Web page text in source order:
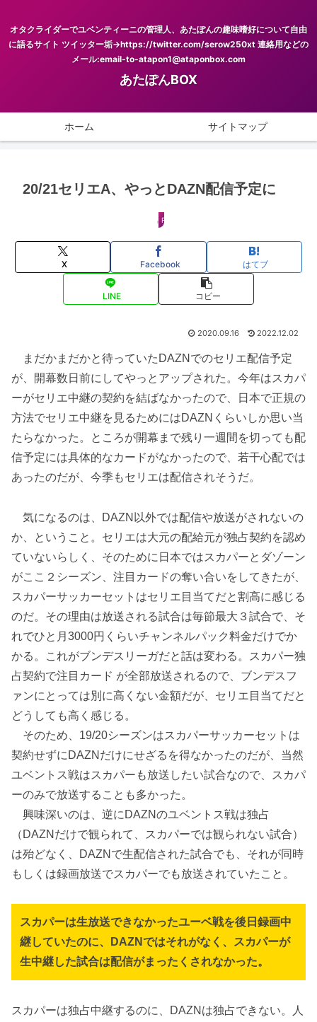
オタクライダーでユベンティーニの管理人、あたぽんの趣味嗜好について自由
に語るサイト ツイッター垢→https://twitter.com/serow250xt 連絡用などの
メール:email-to-atapon1@ataponbox.com
あたぽんBOX
ホーム サイトマップ
20/21セリエA、やっとDAZN配信予定に
FOOTBALL
X Facebook はてブ
LINE コピー
2020.09.16 2022.12.02
まだかまだかと待っていたDAZNでのセリエ配信予定
が、開幕数日前にしてやっとアップされた。今年はスカパ
ーがセリエ中継の契約を結ばなかったので、日本で正規の
方法でセリエ中継を見るためにはDAZNくらいしか思い当
たらなかった。ところが開幕まで残り一週間を切っても配
信予定には具体的なカードがなかったので、若干心配では
あったのだが、今季もセリエは配信されそうだ。
気になるのは、DAZN以外では配信や放送がされないの
か、ということ。セリエは大元の配給元が独占契約を認め
ていないらしく、そのために日本ではスカパーとダゾーン
がここ２シーズン、注目カードの奪い合いをしてきたが、
スカパーサッカーセットはセリエ目当てだと割高に感じる
のだ。その理由は放送される試合は毎節最大３試合で、そ
れでひと月3000円くらいチャンネルパック料金だけでか
かる。これがブンデスリーガだと話は変わる。スカパー独
占契約で注目カード が全部放送されるので、ブンデスフ
ァンにとっては別に高くない金額だが、セリエ目当てだと
どうしても高く感じる。
そのため、19/20シーズンはスカパーサッカーセットは
契約せずにDAZNだけにせざるを得なかったのだが、当然
ユベントス戦はスカパーも放送したい試合なので、スカパ
ーのみで放送することも多かった。
興味深いのは、逆にDAZNのユベントス戦は独占
（DAZNだけで観られて、スカパーでは観られない試合）
は殆どなく、DAZNで生配信された試合でも、それが同時
もしくは録画放送でスカパーでも放送されていたこと。
スカパーは生放送できなかったユーベ戦を後日録画中
継していたのに、DAZNではそれがなく、スカパーが
生中継した試合は配信がまったくされなかった。
スカパーは独占中継するのに、DAZNは独占できない。人